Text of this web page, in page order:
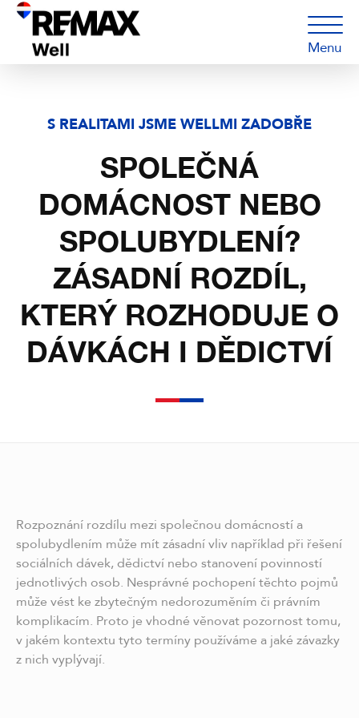
Menu
S REALITAMI JSME WELLMI ZADOBŘE
SPOLEČNÁ
DOMÁCNOST NEBO
SPOLUBYDLENÍ?
ZÁSADNÍ ROZDÍL,
KTERÝ ROZHODUJE O
DÁVKÁCH I DĚDICTVÍ
Rozpoznání rozdílu mezi společnou domácností a
spolubydlením může mít zásadní vliv například při řešení
sociálních dávek, dědictví nebo stanovení povinností
jednotlivých osob. Nesprávné pochopení těchto pojmů
může vést ke zbytečným nedorozuměním či právním
komplikacím. Proto je vhodné věnovat pozornost tomu,
v jakém kontextu tyto termíny používáme a jaké závazky
z nich vyplývají.